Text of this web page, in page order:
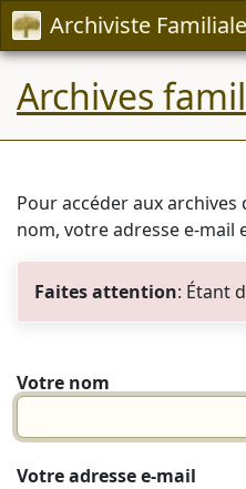
Archiviste Familiale
Archives
Pour accéder aux archives
nom, votre adresse e-mail
Faites attention: Étant
Votre nom
Votre adresse e-mail